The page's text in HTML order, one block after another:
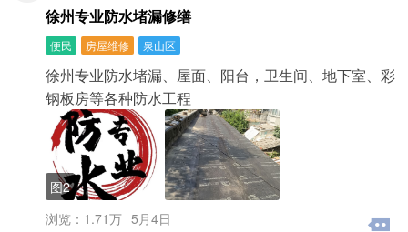
徐州专业防水堵漏修缮
便民 房屋维修 泉山区
徐州专业防水堵漏、屋面、阳台，卫生间、地下室、彩
钢板房等各种防水工程
图2
浏览：1.71万 5月4日